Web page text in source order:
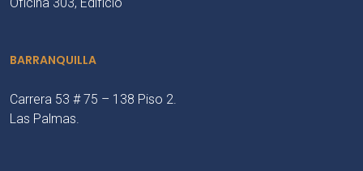
BARRANQUILLA
Carrera 53 # 75 – 138 Piso 2.
Las Palmas.